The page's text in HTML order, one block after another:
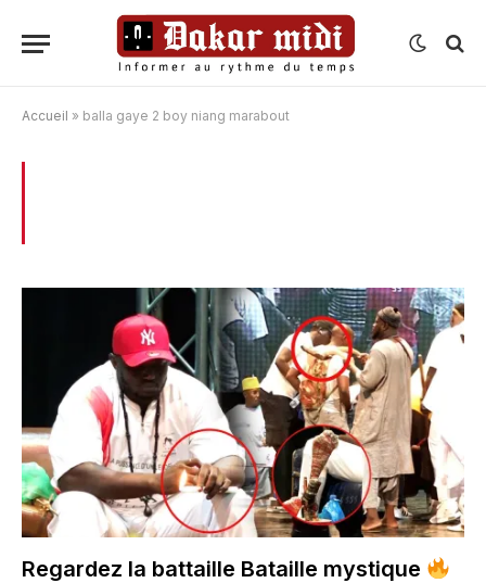
Accueil » balla gaye 2 boy niang marabout
Regardez la battaille Bataille mystique